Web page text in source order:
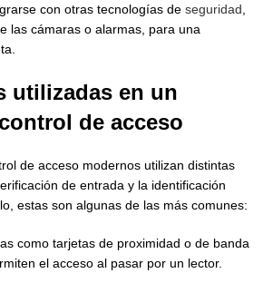
con otras tecnologías de seguridad
las cámaras o alarmas, para una
utilizadas en un
de acceso
de acceso modernos utilizan distintas
de entrada y la identificación
estas son algunas de las más comunes:
como tarjetas de proximidad o de banda
el acceso al pasar por un lector.